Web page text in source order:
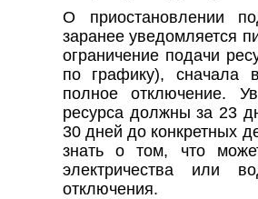
О приостановлении
заранее уведомляется
ограничение подачи
по графику), сначала
полное отключение.
ресурса должны за 23
30 дней до конкретных
знать о том, что
электричества или
отключения.